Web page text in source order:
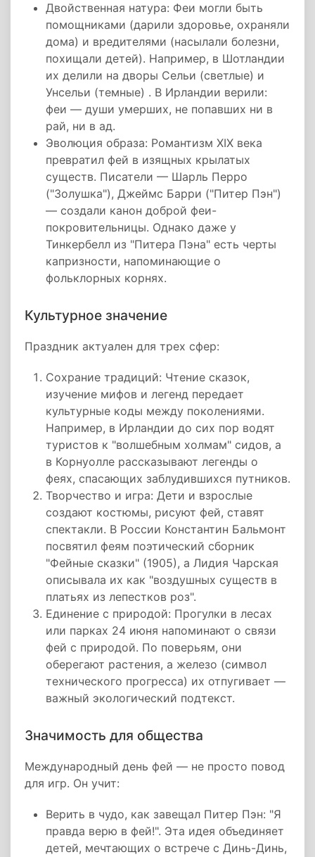
Двойственная натура: Феи могли быть
помощниками (дарили здоровье, охраняли
дома) и вредителями (насылали болезни,
похищали детей). Например, в Шотландии
их делили на дворы Сельи (светлые) и
Унсельи (темные) . В Ирландии верили:
феи — души умерших, не попавших ни в
рай, ни в ад.
Эволюция образа: Романтизм XIX века
превратил фей в изящных крылатых
существ. Писатели — Шарль Перро
("Золушка"), Джеймс Барри ("Питер Пэн")
— создали канон доброй феи-
покровительницы. Однако даже у
Тинкербелл из "Питера Пэна" есть черты
капризности, напоминающие о
фольклорных корнях.
Культурное значение
Праздник актуален для трех сфер:
Сохрание традиций: Чтение сказок,
изучение мифов и легенд передает
культурные коды между поколениями.
Например, в Ирландии до сих пор водят
туристов к "волшебным холмам" сидов, а
в Корнуолле рассказывают легенды о
феях, спасающих заблудившихся путников.
Творчество и игра: Дети и взрослые
создают костюмы, рисуют фей, ставят
спектакли. В России Константин Бальмонт
посвятил феям поэтический сборник
"Фейные сказки" (1905), а Лидия Чарская
описывала их как "воздушных существ в
платьях из лепестков роз".
Единение с природой: Прогулки в лесах
или парках 24 июня напоминают о связи
фей с природой. По поверьям, они
оберегают растения, а железо (символ
технического прогресса) их отпугивает —
важный экологический подтекст.
Значимость для общества
Международный день фей — не просто повод
для игр. Он учит:
Верить в чудо, как завещал Питер Пэн: "Я
правда верю в фей!". Эта идея объединяет
детей, мечтающих о встрече с Динь-Динь,